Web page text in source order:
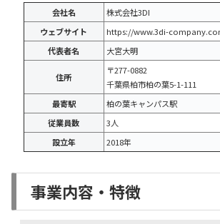
会社名
株式会社3DI
ウェブサイト
https://www.3di-
代表者名
大宮大明
住所
〒277-0882
千葉県柏市柏の葉5-1-111
最寄駅
柏の葉キャンパス駅
従業員数
3人
設立年
2018年
事業内容・特徴